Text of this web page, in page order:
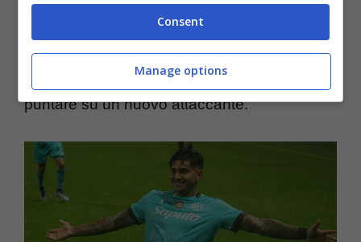
possano chiudere prima del previsto, con la
società giallorossa che può interrompere il
prestito e farlo tornare in Premier per poi
puntare su un nuovo attaccante.
Consent
Manage options